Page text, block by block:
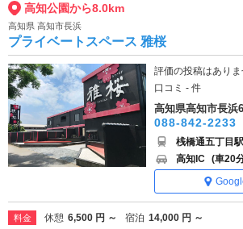
高知公園から8.0km
高知県 高知市長浜
プライベートスペース 雅桜
評価の投稿はありま
口コミ - 件
高知県高知市長浜
088-842-2233
桟橋通五丁目
高知IC (車20
料金 休憩 6,500 円 ～ 宿泊 14,000 円 ～